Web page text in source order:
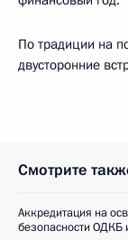
По традиции на
двусторонние
Смотрите
Аккредитация на
безопасности ОДКБ